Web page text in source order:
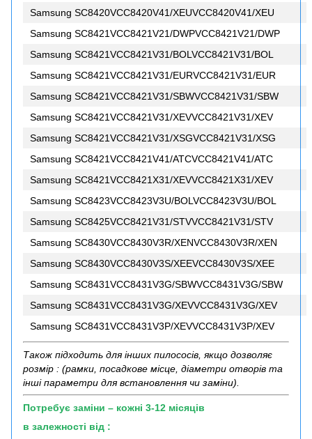
Samsung SC8420VCC8420V41/XEUVCC8420V41/XEU
Samsung SC8421VCC8421V21/DWPVCC8421V21/DWP
Samsung SC8421VCC8421V31/BOLVCC8421V31/BOL
Samsung SC8421VCC8421V31/EURVCC8421V31/EUR
Samsung SC8421VCC8421V31/SBWVCC8421V31/SBW
Samsung SC8421VCC8421V31/XEVVCC8421V31/XEV
Samsung SC8421VCC8421V31/XSGVCC8421V31/XSG
Samsung SC8421VCC8421V41/ATCVCC8421V41/ATC
Samsung SC8421VCC8421X31/XEVVCC8421X31/XEV
Samsung SC8423VCC8423V3U/BOLVCC8423V3U/BOL
Samsung SC8425VCC8421V31/STVVCC8421V31/STV
Samsung SC8430VCC8430V3R/XENVCC8430V3R/XEN
Samsung SC8430VCC8430V3S/XEEVCC8430V3S/XEE
Samsung SC8431VCC8431V3G/SBWVCC8431V3G/SBW
Samsung SC8431VCC8431V3G/XEVVCC8431V3G/XEV
Samsung SC8431VCC8431V3P/XEVVCC8431V3P/XEV
Також підходить для інших пилососів, якщо дозволяє
розмір : (рамки, посадкове місце, діаметри отворів та
інші параметри для встановлення чи заміни).
Потребує заміни – кожні 3-12 місяців
в залежності від :